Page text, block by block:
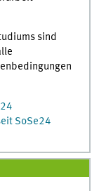
sind
SoSe24